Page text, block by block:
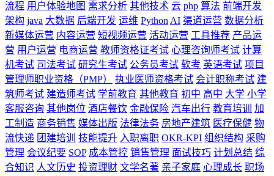
流程 用户体验地图 需求分析 其他技术 云 php 算法 前端开发
架构 java 大数据 后端开发 运维 Python AI 渠道运营 数据分析
新媒体运营 内容运营 短视频运营 活动运营 工具推荐 产品运
营 用户运营 电商运营 教师资格证考试 心理咨询师考试 计算
机考试 司法考试 研究生考试 公务员考试 软考 英语考试 项目
管理师职业资格（PMP）
执业医师资格考试 会计职称考试 建
筑师考试 建造师考试 学前教育 其他教育 初中 高中 大学 小学
客服咨询 其他岗位 酒店餐饮 金融保险 汽车出行 教育培训
加
工制造 商务销售 媒体出版 法律法务 房地产建筑 医疗保健 物
流快递 团建培训 技能提升 入职离职 OKR-KPI 组织结构 采购
管理 会议纪要 SOP 成本管控 销售管理 面试技巧 计划总结 综
合知识 人文历史 投资理财 文学名著 亲子家庭 心理成长 职场